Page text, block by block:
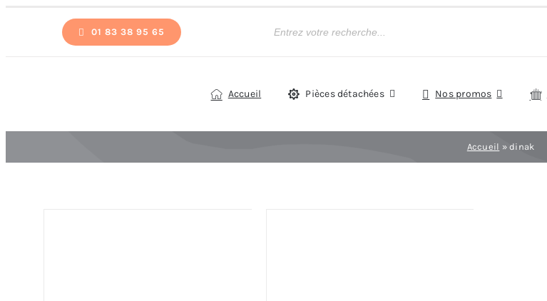
01 83 38 95 65
de
Accueil Pièces détachées Nos promos
Accueil »dinak